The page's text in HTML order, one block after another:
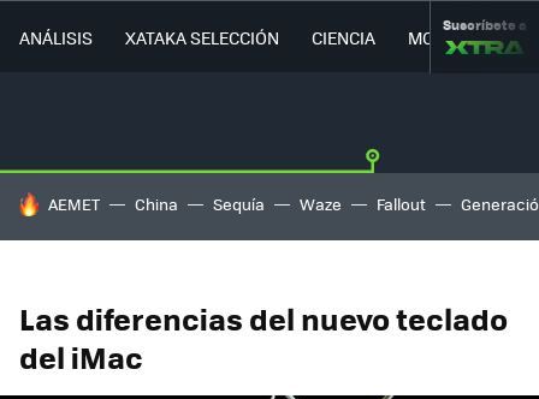
ANÁLISIS XATAKA SELECCIÓN CIENCIA MOVILIDAD
Suscríbete a
HOY SE HABLA DE
AEMET China Sequía Waze Fallout
Las diferencias del nuevo teclado
del iMac